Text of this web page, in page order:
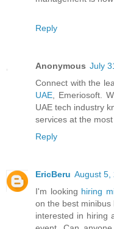
Reply
Anonymous July
Connect with the
UAE , Emeriosoft.
UAE tech industry
services at the
Reply
EricBeru August 5,
I'm looking hiring
on the best minibus
interested in hiring